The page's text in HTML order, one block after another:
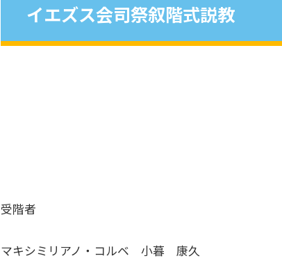
イエズス会司祭叙階式説教
受階者
マキシミリアノ・コルベ 小暮 康久